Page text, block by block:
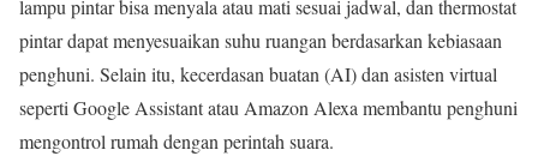
lampu pintar bisa menyala atau mati sesuai jadwal, dan thermostat
pintar dapat menyesuaikan suhu ruangan berdasarkan kebiasaan
penghuni. Selain itu, kecerdasan buatan (AI) dan asisten virtual
seperti Google Assistant atau Amazon Alexa membantu penghuni
mengontrol rumah dengan perintah suara.